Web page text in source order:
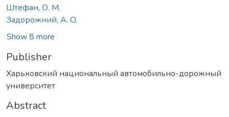
Штефан, О. М.
Задорожний, А. О.
Show 8 more
Publisher
Харьковский национальный автомобильно-дорожный
университет
Abstract